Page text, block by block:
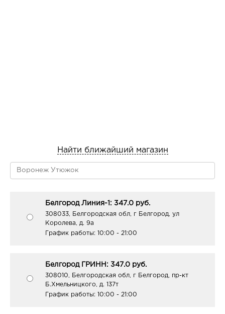
Найти ближайший магазин
Белгород Линия-1: 347.0 руб.
308033, Белгородская обл, г Белгород, ул
Королева, д. 9а
График работы: 10:00 - 21:00
Белгород ГРИНН: 347.0 руб.
308010, Белгородская обл, г Белгород, пр-кт
Б.Хмельницкого, д. 137т
График работы: 10:00 - 21:00